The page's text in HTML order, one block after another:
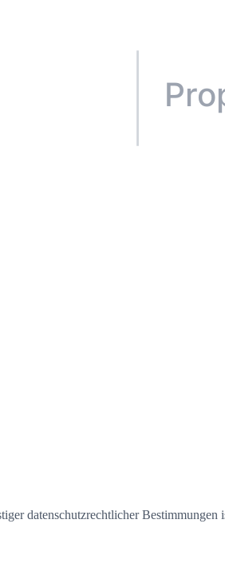
datenschutzrechtlicher Bestimmungen